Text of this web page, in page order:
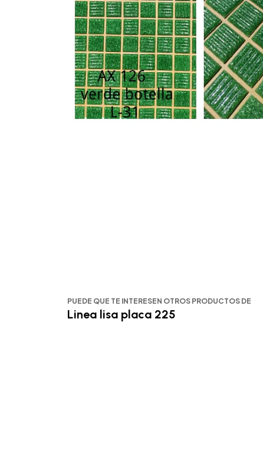
PUEDE QUE TE INTERESEN OTROS PRODUCTOS DE
Linea lisa placa 225